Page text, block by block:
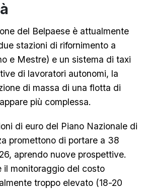
del Belpaese è attualmente
stazioni di rifornimento a
e Mestre) e un sistema di taxi
di lavoratori autonomi, la
di massa di una flotta di
più complessa.
di euro del Piano Nazionale di
promettono di portare a 38
aprendo nuove prospettive.
il monitoraggio del costo
troppo elevato (18-20